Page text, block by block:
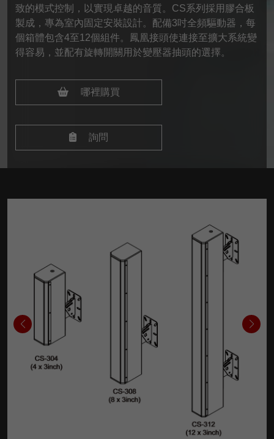
致的模式控制，以實現卓越的音質。CS系列採用膠合板
製成，專為室內固定安裝設計。配備3吋全頻驅動器，每
個箱體包含4至12個組件。鳳凰接頭使連接至擴大系統變
得容易，並配有旋轉開關用於變壓器抽頭的選擇。
哪裡購買
詢問